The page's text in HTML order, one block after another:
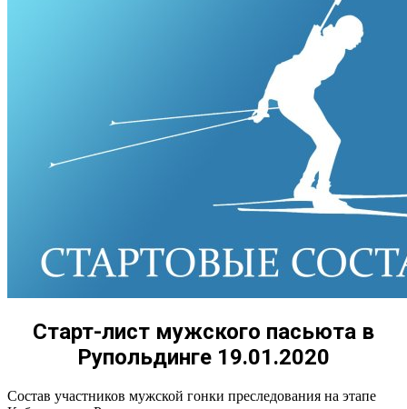
Старт-лист мужского пасьюта в
Рупольдинге 19.01.2020
Состав участников мужской гонки преследования на этапе